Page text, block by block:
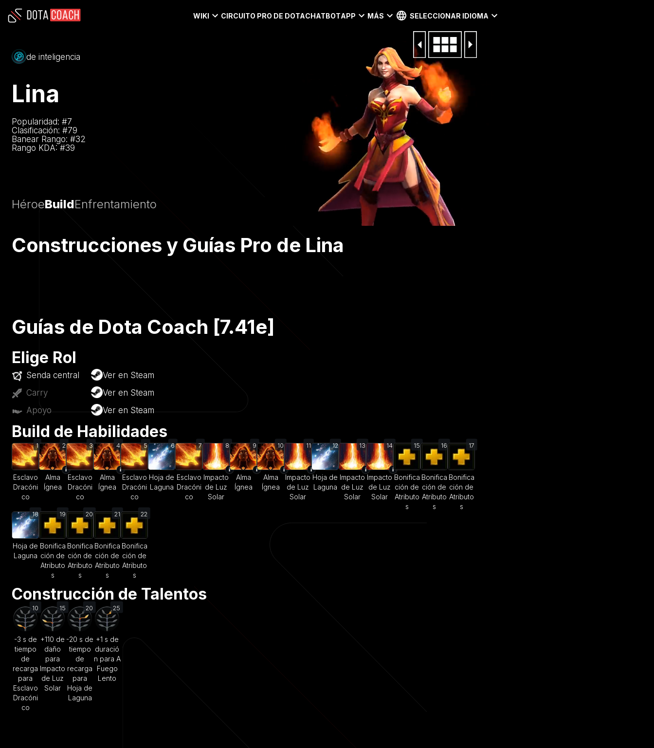
WIKI CIRCUITO PRO DE DOTACHATBOTAPP MÁS SELECCIONAR IDIOMA
de inteligencia
Lina
Popularidad: #7
Clasificación: #79
Banear Rango: #32
Rango KDA: #39
HéroeBuildEnfrentamiento
Construcciones y Guías Pro de Lina
Guías de Dota Coach [7.41e]
Elige Rol
Senda central
Ver en Steam
Carry
Ver en Steam
Apoyo
Ver en Steam
Build de Habilidades
1
Esclavo
Dracóni
co
2
Alma
Ígnea
3
Esclavo
Dracóni
co
4
Alma
Ígnea
5
Esclavo
Dracóni
co
6
Hoja de
Laguna
7
Esclavo
Dracóni
co
8
Impacto
de Luz
Solar
9
Alma
Ígnea
10
Alma
Ígnea
11
Impacto
de Luz
Solar
12
Hoja de
Laguna
13
Impacto
de Luz
Solar
14
Impacto
de Luz
Solar
15
Bonifica
ción de
Atributo
s
16
Bonifica
ción de
Atributo
s
17
Bonifica
ción de
Atributo
s
18
Hoja de
Laguna
19
Bonifica
ción de
Atributo
s
20
Bonifica
ción de
Atributo
s
21
Bonifica
ción de
Atributo
s
22
Bonifica
ción de
Atributo
s
Construcción de Talentos
10
-3 s de
tiempo
de
recarga
para
Esclavo
Dracóni
co
15
+110 de
daño
para
Impacto
de Luz
Solar
20
-20 s de
tiempo
de
recarga
para
Hoja de
Laguna
25
+1 s de
duració
n para A
Fuego
Lento